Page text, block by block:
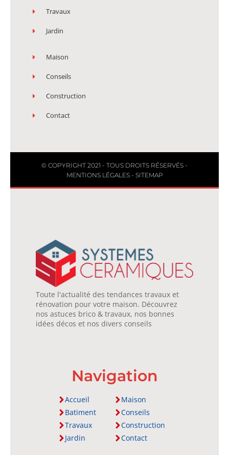
Travaux
Jardin
Maison
Conseils
Construction
Contact
© COPYRIGHT 2021 - TOUS DROITS RÉSERVÉS -
MENTIONS LÉGALES- SITEMAP
Toute l'actualité des tendances travaux et
rénovation pour votre maison. Découvrez
nos astuces brico & travaux, nos bonnes
idées décos et nos divers conseils
Navigation
Accueil
Batiment
Travaux
Jardin
Maison
Conseils
Construction
Contact